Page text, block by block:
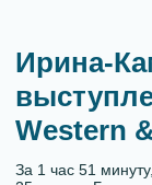
Ирина-
Western
За 1 час 51